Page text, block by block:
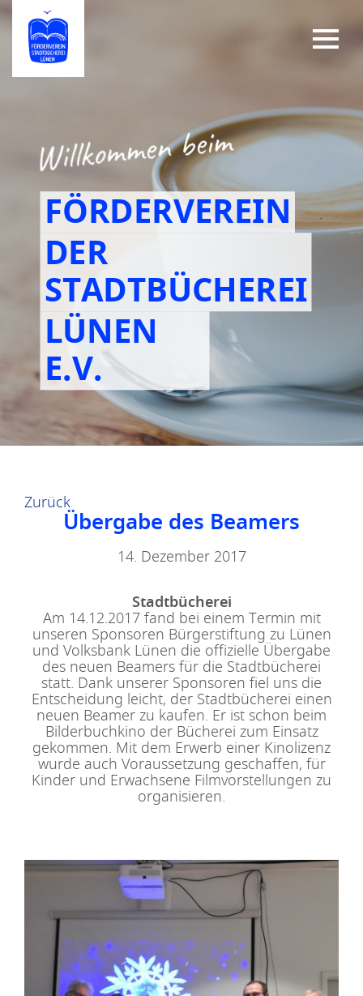
FÖRDERVEREIN
DER
STADTBÜCHEREI
LÜNEN
E.V.
Zurück
Übergabe des Beamers
14. Dezember 2017
Stadtbücherei
Am 14.12.2017 fand bei einem Termin mit
unseren Sponsoren Bürgerstiftung zu Lünen
und Volksbank Lünen die offizielle Übergabe
des neuen Beamers für die Stadtbücherei
statt. Dank unserer Sponsoren fiel uns die
Entscheidung leicht, der Stadtbücherei einen
neuen Beamer zu kaufen. Er ist schon beim
Bilderbuchkino der Bücherei zum Einsatz
gekommen. Mit dem Erwerb einer Kinolizenz
wurde auch Voraussetzung geschaffen, für
Kinder und Erwachsene Filmvorstellungen zu
organisieren.